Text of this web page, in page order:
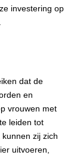
investering op
dat de
en
vrouwen met
leiden tot
zij zich
uitvoeren,